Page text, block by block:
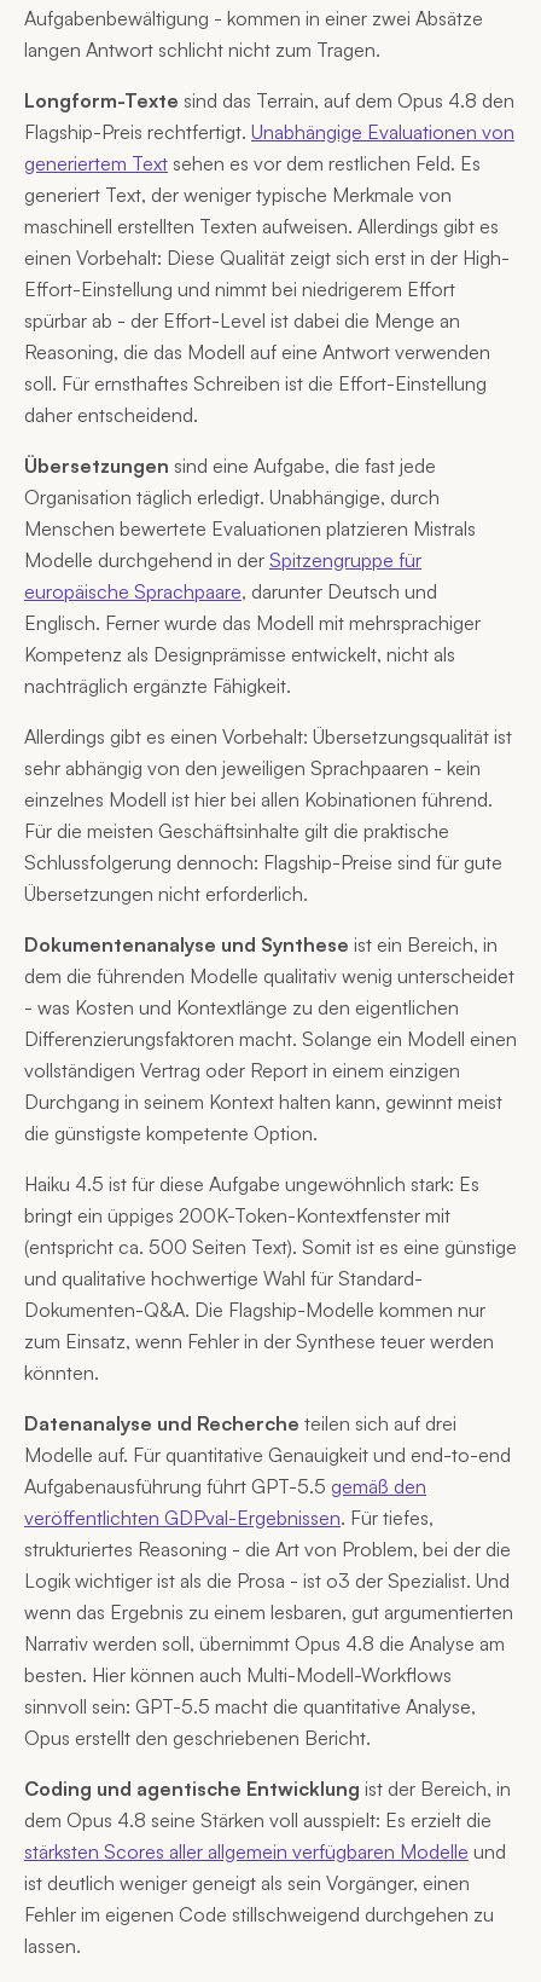
Aufgabenbewältigung - kommen in einer zwei Absätze
langen Antwort schlicht nicht zum Tragen.
Longform-Texte sind das Terrain, auf dem Opus 4.8 den
Flagship-Preis rechtfertigt. Unabhängige Evaluationen von
generiertem Text sehen es vor dem restlichen Feld. Es
generiert Text, der weniger typische Merkmale von
maschinell erstellten Texten aufweisen. Allerdings gibt es
einen Vorbehalt: Diese Qualität zeigt sich erst in der High-
Effort-Einstellung und nimmt bei niedrigerem Effort
spürbar ab - der Effort-Level ist dabei die Menge an
Reasoning, die das Modell auf eine Antwort verwenden
soll. Für ernsthaftes Schreiben ist die Effort-Einstellung
daher entscheidend.
Übersetzungen sind eine Aufgabe, die fast jede
Organisation täglich erledigt. Unabhängige, durch
Menschen bewertete Evaluationen platzieren Mistrals
Modelle durchgehend in der Spitzengruppe für
europäische Sprachpaare, darunter Deutsch und
Englisch. Ferner wurde das Modell mit mehrsprachiger
Kompetenz als Designprämisse entwickelt, nicht als
nachträglich ergänzte Fähigkeit.
Allerdings gibt es einen Vorbehalt: Übersetzungsqualität ist
sehr abhängig von den jeweiligen Sprachpaaren - kein
einzelnes Modell ist hier bei allen Kobinationen führend.
Für die meisten Geschäftsinhalte gilt die praktische
Schlussfolgerung dennoch: Flagship-Preise sind für gute
Übersetzungen nicht erforderlich.
Dokumentenanalyse und Synthese ist ein Bereich, in
dem die führenden Modelle qualitativ wenig unterscheidet
- was Kosten und Kontextlänge zu den eigentlichen
Differenzierungsfaktoren macht. Solange ein Modell einen
vollständigen Vertrag oder Report in einem einzigen
Durchgang in seinem Kontext halten kann, gewinnt meist
die günstigste kompetente Option.
Haiku 4.5 ist für diese Aufgabe ungewöhnlich stark: Es
bringt ein üppiges 200K-Token-Kontextfenster mit
(entspricht ca. 500 Seiten Text). Somit ist es eine günstige
und qualitative hochwertige Wahl für Standard-
Dokumenten-Q&A. Die Flagship-Modelle kommen nur
zum Einsatz, wenn Fehler in der Synthese teuer werden
könnten.
Datenanalyse und Recherche teilen sich auf drei
Modelle auf. Für quantitative Genauigkeit und end-to-end
Aufgabenausführung führt GPT-5.5 gemäß den
veröffentlichten GDPval-Ergebnissen. Für tiefes,
strukturiertes Reasoning - die Art von Problem, bei der die
Logik wichtiger ist als die Prosa - ist o3 der Spezialist. Und
wenn das Ergebnis zu einem lesbaren, gut argumentierten
Narrativ werden soll, übernimmt Opus 4.8 die Analyse am
besten. Hier können auch Multi-Modell-Workflows
sinnvoll sein: GPT-5.5 macht die quantitative Analyse,
Opus erstellt den geschriebenen Bericht.
Coding und agentische Entwicklung ist der Bereich, in
dem Opus 4.8 seine Stärken voll ausspielt: Es erzielt die
stärksten Scores aller allgemein verfügbaren Modelle und
ist deutlich weniger geneigt als sein Vorgänger, einen
Fehler im eigenen Code stillschweigend durchgehen zu
lassen.